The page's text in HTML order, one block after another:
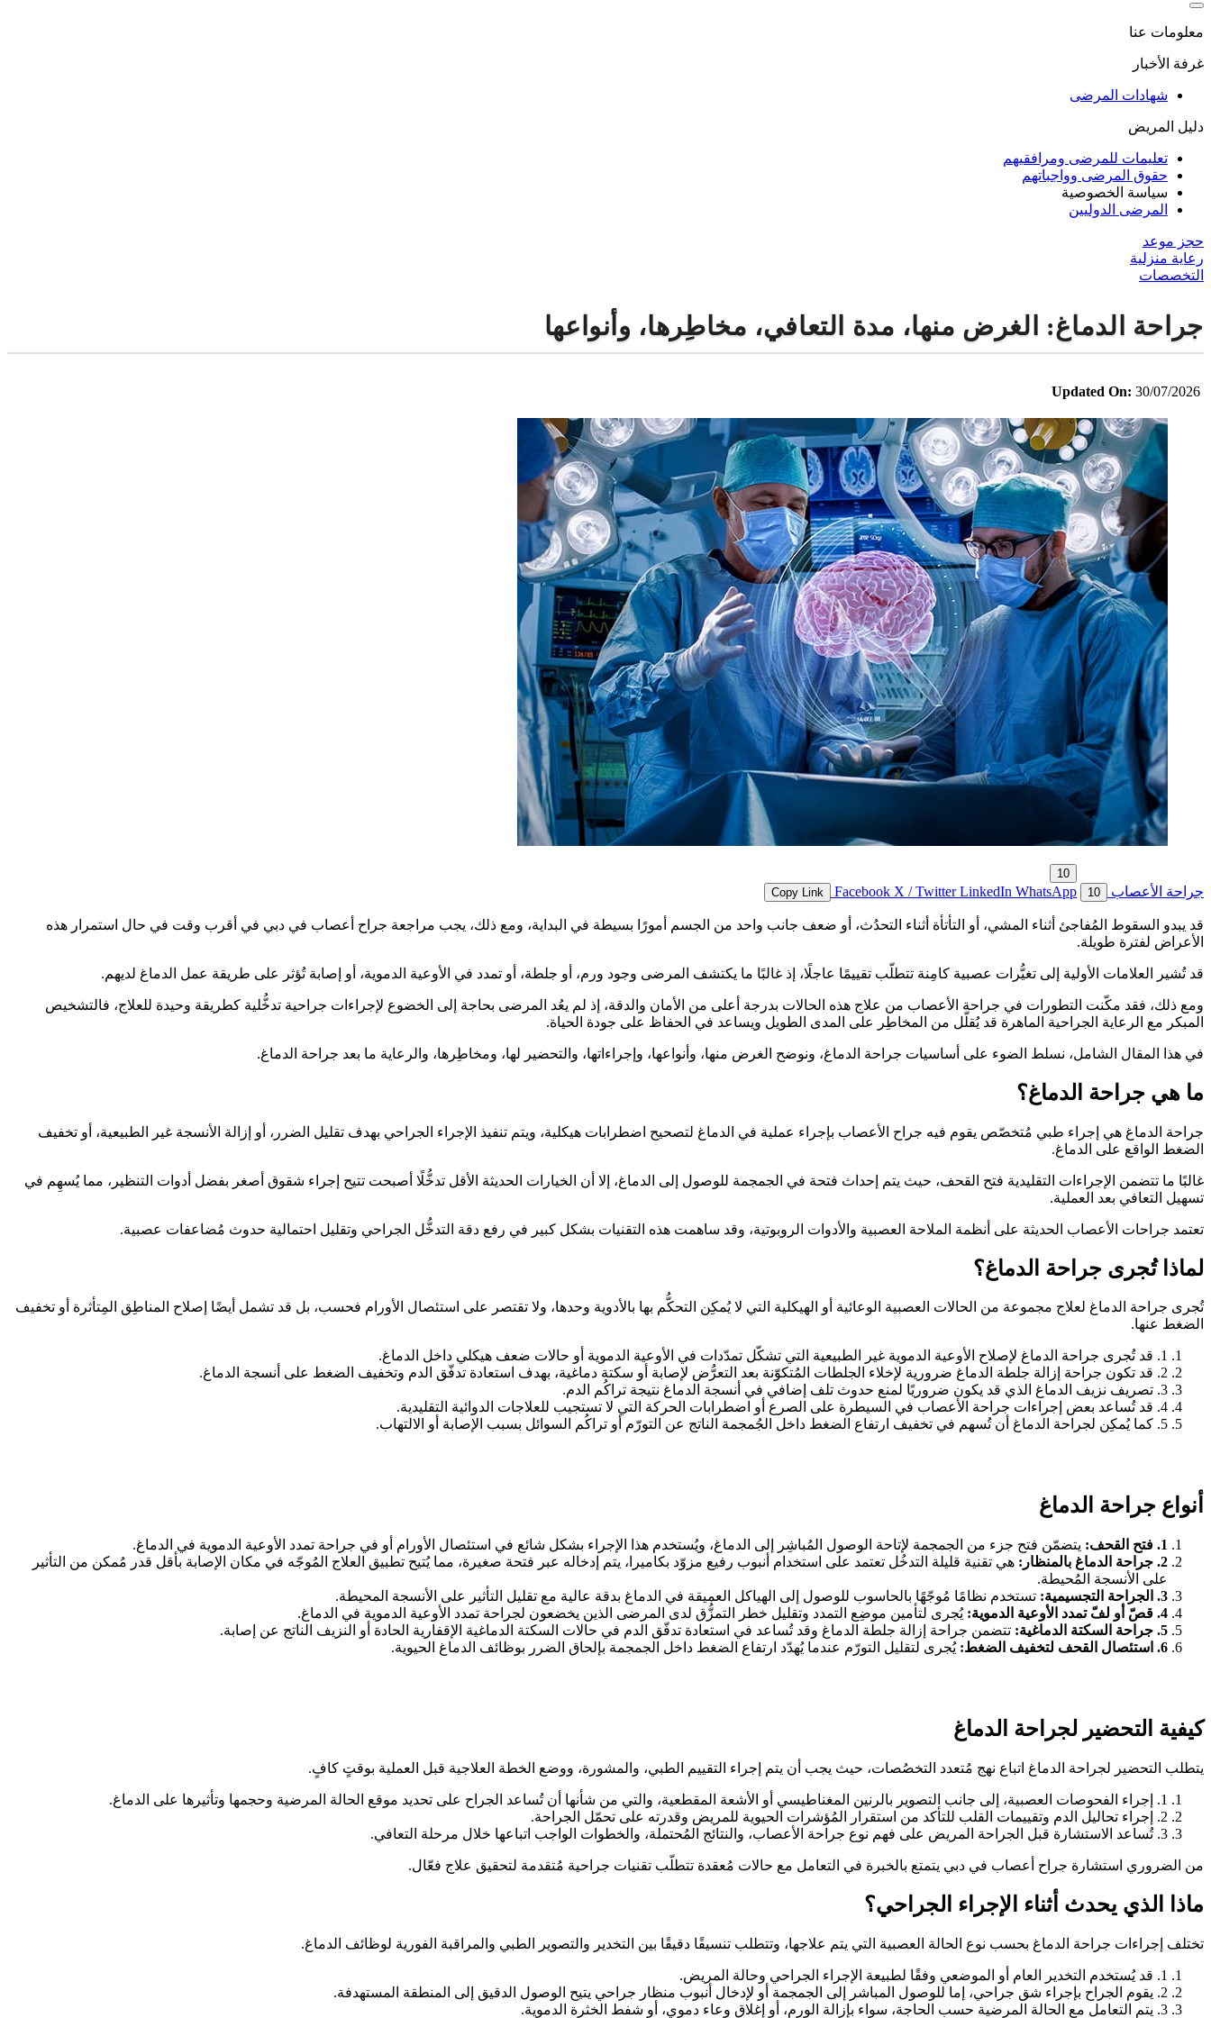
معلومات عنا
غرفة الأخبار
شهادات المرضى
دليل المريض
تعليمات للمرضى ومرافقيهم
حقوق المرضى وواجباتهم
سياسة الخصوصية
المرضى الدوليين
حجز موعد
رعاية منزلية
التخصصات
جراحة الدماغ: الغرض منها، مدة التعافي، مخاطِرها، وأنواعها
Updated On: 30/07/2026
جراحة الأعصاب 10
10
Facebook X / TwitterLinkedIn WhatsApp
Copy Link
قد يبدو السقوط المُفاجئ أثناء المشي، أو التأتأة أثناء التحدُث، أو ضعف جانب واحد من الجسم أمورًا بسيطة في البداية، ومع ذلك، يجب مراجعة جراح أعصاب في دبي في أقرب وقت في حال استمرار هذه
الأعراض لفترة طويلة.
قد تُشير العلامات الأولية إلى تغيُّرات عصبية كامِنة تتطلّب تقييمًا عاجلًا، إذ غالبًا ما يكتشف المرضى وجود ورم، أو جلطة، أو تمدد في الأوعية الدموية، أو إصابة تُؤثر على طريقة عمل الدماغ لديهم.
ومع ذلك، فقد مكّنت التطورات في جراحة الأعصاب من علاج هذه الحالات بدرجة أعلى من الأمان والدقة، إذ لم يعُد المرضى بحاجة إلى الخضوع لإجراءات جراحية تدخُّلية كطريقة وحيدة للعلاج، فالتشخيص
المبكر مع الرعاية الجراحية الماهرة قد يُقلّل من المخاطِر على المدى الطويل ويساعد في الحفاظ على جودة الحياة.
في هذا المقال الشامل، نسلط الضوء على أساسيات جراحة الدماغ، ونوضح الغرض منها، وأنواعها، وإجراءاتها، والتحضير لها، ومخاطِرها، والرعاية ما بعد جراحة الدماغ.
ما هي جراحة الدماغ؟
جراحة الدماغ هي إجراء طبي مُتخصّص يقوم فيه جراح الأعصاب بإجراء عملية في الدماغ لتصحيح اضطرابات هيكلية، ويتم تنفيذ الإجراء الجراحي بهدف تقليل الضرر، أو إزالة الأنسجة غير الطبيعية، أو تخفيف
الضغط الواقع على الدماغ.
غالبًا ما تتضمن الإجراءات التقليدية فتح القحف، حيث يتم إحداث فتحة في الجمجمة للوصول إلى الدماغ، إلا أن الخيارات الحديثة الأقل تدخُّلًا أصبحت تتيح إجراء شقوق أصغر بفضل أدوات التنظير، مما يُسهِم في
تسهيل التعافي بعد العملية.
تعتمد جراحات الأعصاب الحديثة على أنظمة الملاحة العصبية والأدوات الروبوتية، وقد ساهمت هذه التقنيات بشكل كبير في رفع دقة التدخُّل الجراحي وتقليل احتمالية حدوث مُضاعفات عصبية.
لماذا تُجرى جراحة الدماغ؟
تُجرى جراحة الدماغ لعلاج مجموعة من الحالات العصبية الوعائية أو الهيكلية التي لا يُمكِن التحكُّم بها بالأدوية وحدها، ولا تقتصر على استئصال الأورام فحسب، بل قد تشمل أيضًا إصلاح المناطِق المِتأثرة أو تخفيف
الضغط عنها.
1. قد تُجرى جراحة الدماغ لإصلاح الأوعية الدموية غير الطبيعية التي تشكّل تمدّدات في الأوعية الدموية أو حالات ضعف هيكلي داخل الدماغ.
2. قد تكون جراحة إزالة جلطة الدماغ ضرورية لإخلاء الجلطات المُتكوّنة بعد التعرُّض لإصابة أو سكتة دماغية، بهدف استعادة تدفّق الدم وتخفيف الضغط على أنسجة الدماغ.
3. تصريف نزيف الدماغ الذي قد يكون ضروريًا لمنع حدوث تلف إضافي في أنسجة الدماغ نتيجة تراكُم الدم.
4. قد تُساعد بعض إجراءات جراحة الأعصاب في السيطرة على الصرع أو اضطرابات الحركة التي لا تستجيب للعلاجات الدوائية التقليدية.
5. كما يُمكِن لجراحة الدماغ أن تُسهم في تخفيف ارتفاع الضغط داخل الجُمجمة الناتج عن التورّم أو تراكُم السوائل بسبب الإصابة أو الالتهاب.
أنواع جراحة الدماغ
1. فتح القحف: يتضمّن فتح جزء من الجمجمة لإتاحة الوصول المُباشِر إلى الدماغ، ويُستخدم هذا الإجراء بشكل شائع في استئصال الأورام أو في جراحة تمدد الأوعية الدموية في الدماغ.
2. جراحة الدماغ بالمنظار: هي تقنية قليلة التدخُل تعتمد على استخدام أنبوب رفيع مزوّد بكاميرا، يتم إدخاله عبر فتحة صغيرة، مما يُتيح تطبيق العلاج المُوجّه في مكان الإصابة بأقل قدر مُمكن من التأثير
على الأنسجة المُحيطة.
3.
الجراحة التجسيمية: تستخدم نظامًا مُوجّهًا بالحاسوب للوصول إلى الهياكل العميقة في الدماغ بدقة عالية مع تقليل التأثير على الأنسجة المحيطة.
4. قصّ أو لفّ تمدد الأوعية الدموية: يُجرى لتأمين موضِع التمدد وتقليل خطر التمزُّق لدى المرضى الذين يخضعون لجراحة تمدد الأوعية الدموية في الدماغ.
5. جراحة السكتة الدماغية: تتضمن جراحة إزالة جلطة الدماغ وقد تُساعد في استعادة تدفّق الدم في حالات السكتة الدماغية الإقفارية الحادة أو النزيف الناتج عن إصابة.
6.
استئصال القحف لتخفيف الضغط: يُجرى لتقليل التورّم عندما يُهدّد ارتفاع الضغط داخل الجمجمة بإلحاق الضرر بوظائف الدماغ الحيوية.
كيفية التحضير لجراحة الدماغ
يتطلب التحضير لجراحة الدماغ اتباع نهج مُتعدد التخصُصات، حيث يجب أن يتم إجراء التقييم الطبي، والمشورة، ووضع الخطة العلاجية قبل العملية بوقتٍ كافٍ.
1. إجراء الفحوصات العصبية، إلى جانب التصوير بالرنين المغناطيسي أو الأشعة المقطعية، والتي من شأنها أن تُساعد الجراح على تحديد موقع الحالة المرضية وحجمها وتأثيرها على الدماغ.
2. إجراء تحاليل الدم وتقييمات القلب للتأكد من استقرار المُؤشرات الحيوية للمريض وقدرته على تحمّل الجراحة.
3. تُساعد الاستشارة قبل الجراحة المريض على فهم نوع جراحة الأعصاب، والنتائج المُحتملة، والخطوات الواجب اتباعها خلال مرحلة التعافي.
من الضروري استشارة جراح أعصاب في دبي يتمتع بالخبرة في التعامل مع حالات مُعقدة تتطلّب تقنيات جراحية مُتقدمة لتحقيق علاج فعّال.
ماذا الذي يحدث أثناء الإجراء الجراحي؟
تختلف إجراءات جراحة الدماغ بحسب نوع الحالة العصبية التي يتم علاجها، وتتطلب تنسيقًا دقيقًا بين التخدير والتصوير الطبي والمراقبة الفورية لوظائف الدماغ.
1. قد يُستخدم التخدير العام أو الموضعي وفقًا لطبيعة الإجراء الجراحي وحالة المريض.
2. يقوم الجراح بإجراء شق جراحي، إما للوصول المباشر إلى الجمجمة أو لإدخال أنبوب منظار جراحي يتيح الوصول الدقيق إلى المنطقة المستهدفة.
3. يتم التعامل مع الحالة المرضية حسب الحاجة، سواء بإزالة الورم، أو إغلاق وعاء دموي، أو شفط الخثرة الدموية.